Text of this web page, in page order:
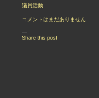
議員活動
コメントはまだありません
—
Share this post